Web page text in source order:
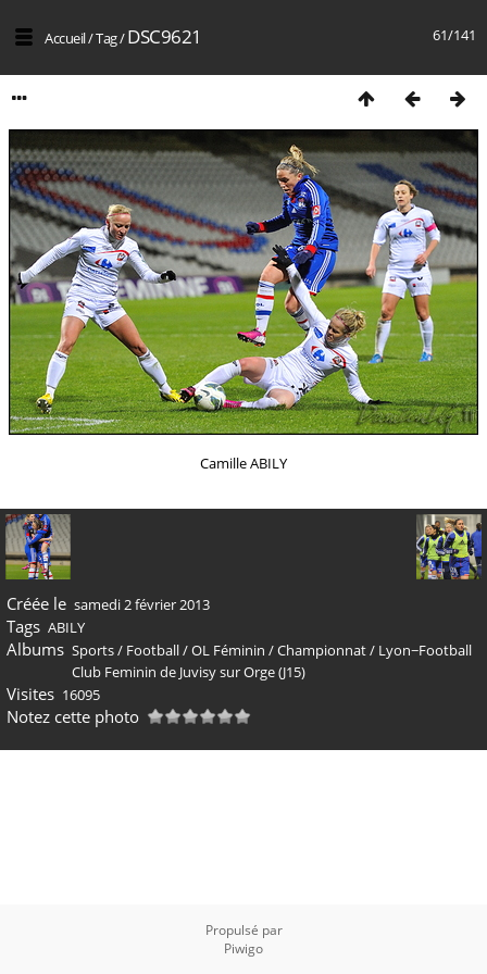
61/141
Accueil/Tag/DSC9621
Camille ABILY
Créée le samedi 2 février 2013
Tags ABILY
Albums Sports/ Football/OL Féminin /Championnat/ Lyon−Football
Club Feminin de Juvisy sur Orge (J15)
Visites 16095
Notez cette photo
Propulsé par
Piwigo